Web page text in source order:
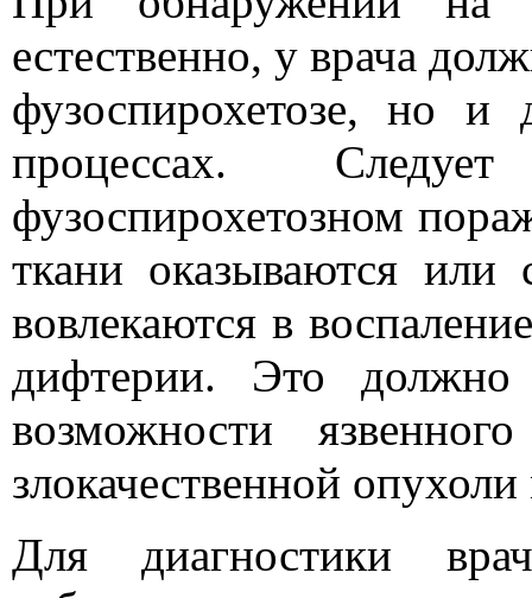
естественно, у врача
фузоспирохетозе, но и
процессах.
фузоспирохетозном
ткани оказываются
вовлекаются в
дифтерии. Это
возможности
злокачественной
Для диагностики